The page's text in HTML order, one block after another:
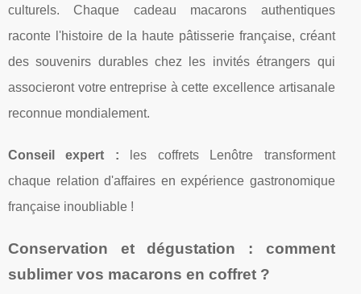
culturels. Chaque cadeau macarons authentiques
raconte l'histoire de la haute pâtisserie française, créant
des souvenirs durables chez les invités étrangers qui
associeront votre entreprise à cette excellence artisanale
reconnue mondialement.
Conseil expert : les coffrets Lenôtre transforment
chaque relation d'affaires en expérience gastronomique
française inoubliable !
Conservation et dégustation : comment
sublimer vos macarons en coffret ?